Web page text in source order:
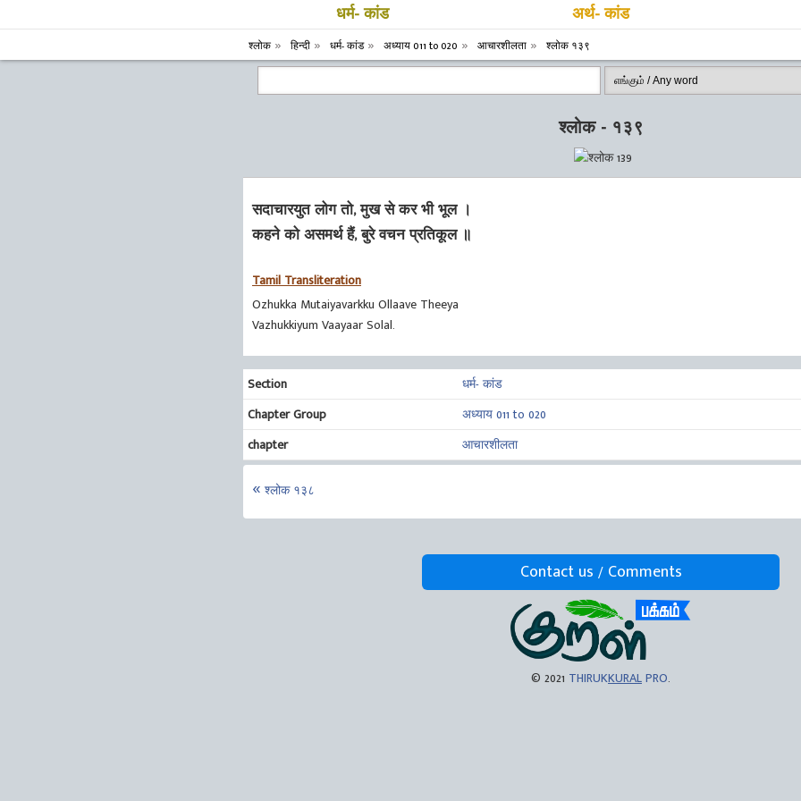
धर्म- कांड अर्थ- कांड
श्लोक हिन्दी धर्म- कांड अध्याय 011 to 020 आचारशीलता श्लोक १३९
श्लोक - १३९
सदाचारयुत लोग तो, मुख से कर भी भूल ।
कहने को असमर्थ हैं, बुरे वचन प्रतिकूल ॥
Tamil Transliteration
Ozhukka Mutaiyavarkku Ollaave Theeya
Vazhukkiyum Vaayaar Solal.
Section
धर्म- कांड
Chapter Group
अध्याय 011 to 020
chapter
आचारशीलता
श्लोक १३८
Contact us / Comments
© 2021 THIRUKKURALPRO.